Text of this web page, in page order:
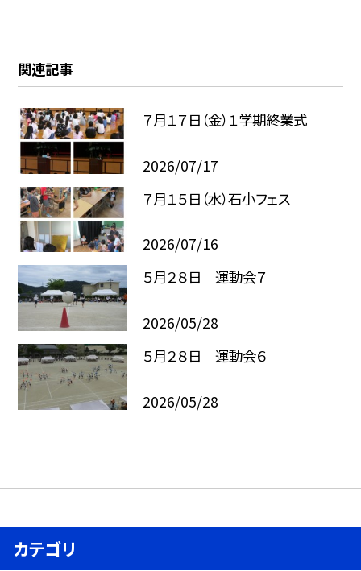
関連記事
７月１７日（金）１学期終業式
2026/07/17
７月１５日（水）石小フェス
2026/07/16
５月２８日 運動会７
2026/05/28
５月２８日 運動会６
2026/05/28
カテゴリ